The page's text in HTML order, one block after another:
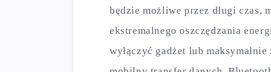
będzie możliwe przez długi czas,
ekstremalnego oszczędzania
wyłączyć gadżet lub